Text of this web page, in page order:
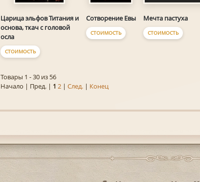
Царица эльфов Титания и
основа, ткач с головой
осла
СТОИМОСТЬ
Сотворение Евы
СТОИМОСТЬ
Мечта пастуха
СТОИМОСТЬ
Товары 1 - 30 из 56
Начало | Пред. | 1 2| След.| Конец